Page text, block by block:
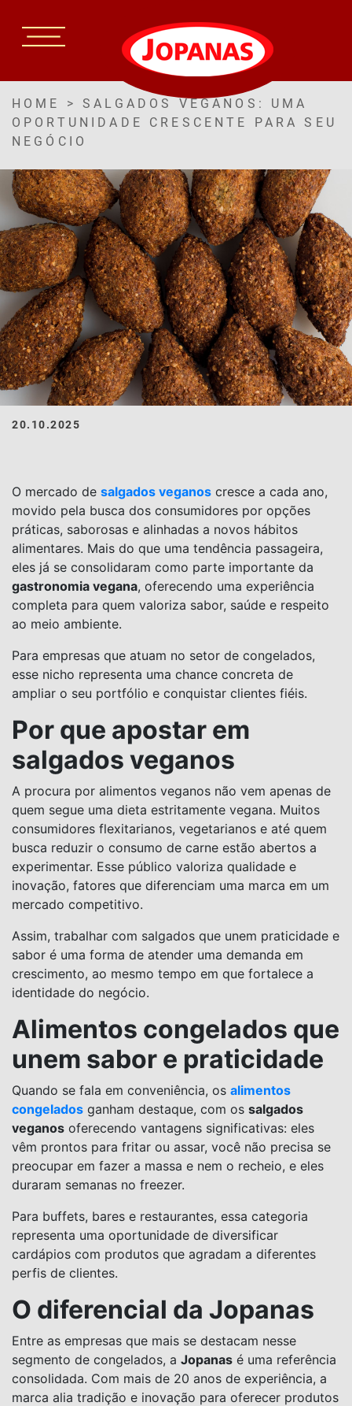
HOME >SALGADOS VEGANOS: UMA
OPORTUNIDADE CRESCENTE PARA SEU
NEGÓCIO
20.10.2025
O mercado de salgados veganos cresce a cada ano,
movido pela busca dos consumidores por opções
práticas, saborosas e alinhadas a novos hábitos
alimentares. Mais do que uma tendência passageira,
eles já se consolidaram como parte importante da
gastronomia vegana, oferecendo uma experiência
completa para quem valoriza sabor, saúde e respeito
ao meio ambiente.
Para empresas que atuam no setor de congelados,
esse nicho representa uma chance concreta de
ampliar o seu portfólio e conquistar clientes fiéis.
Por que apostar em
salgados veganos
A procura por alimentos veganos não vem apenas de
quem segue uma dieta estritamente vegana. Muitos
consumidores flexitarianos, vegetarianos e até quem
busca reduzir o consumo de carne estão abertos a
experimentar. Esse público valoriza qualidade e
inovação, fatores que diferenciam uma marca em um
mercado competitivo.
Assim, trabalhar com salgados que unem praticidade e
sabor é uma forma de atender uma demanda em
crescimento, ao mesmo tempo em que fortalece a
identidade do negócio.
Alimentos congelados que
unem sabor e praticidade
Quando se fala em conveniência, os alimentos
congelados ganham destaque, com os salgados
veganos oferecendo vantagens significativas: eles
vêm prontos para fritar ou assar, você não precisa se
preocupar em fazer a massa e nem o recheio, e eles
duraram semanas no freezer.
Para buffets, bares e restaurantes, essa categoria
representa uma oportunidade de diversificar
cardápios com produtos que agradam a diferentes
perfis de clientes.
O diferencial da Jopanas
Entre as empresas que mais se destacam nesse
segmento de congelados, a Jopanas é uma referência
consolidada. Com mais de 20 anos de experiência, a
marca alia tradição e inovação para oferecer produtos